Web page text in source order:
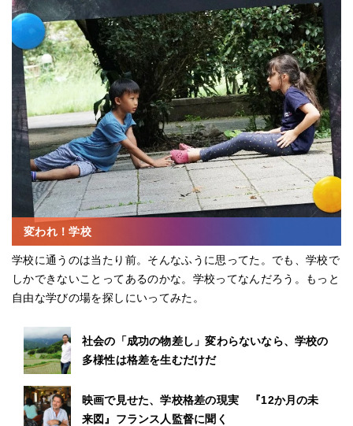
変われ！学校
学校に通うのは当たり前。そんなふうに思ってた。でも、学校で
しかできないことってあるのかな。学校ってなんだろう。もっと
自由な学びの場を探しにいってみた。
社会の「成功の物差し」変わらないなら、学校の
多様性は格差を生むだけだ
映画で見せた、学校格差の現実 『12か月の未
来図』フランス人監督に聞く